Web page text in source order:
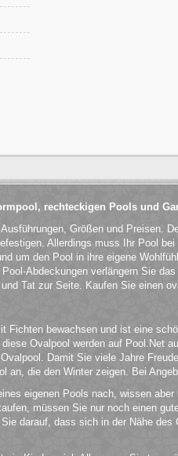
rechteckigen Pools und
Größen und Preisen.
Allerdings muss Ihr Pool
um den Pool in ihre eigene
Abdeckungen verlängern Sie
Tat zur Seite. Kaufen Sie einen
Fichten bewachsen und ist eine
Ovalpool werden auf Pool.Net
Damit Sie viele Jahre
an, die den Winter zeigen. Bei
eigenen Pools nach, wissen
müssen Sie nur noch einen
darauf, dass sich in der Nähe